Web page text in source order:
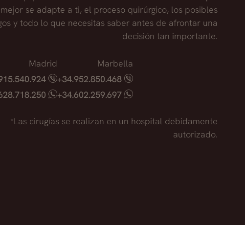
de granulomas que son molestos e incluso
la totalidad del producto, si no la parte que
que cuando disminuyamos el volumen del labio no
el primer momento porque puede observar que
mejor se adapte a ti, el proceso quirúrgico, los posibles
y todo lo que necesitas saber antes de afrontar una
decisión tan importante.
Madrid
Marbella
+34.952.850.468
+34.602.259.697
*Las cirugías se realizan en un hospital debidamente
autorizado.